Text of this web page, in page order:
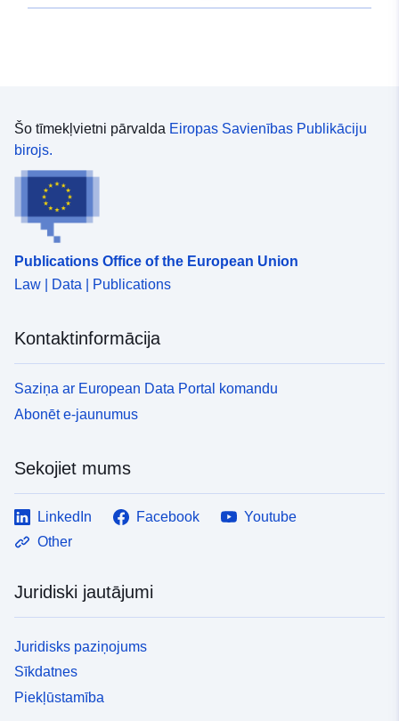
Šo tīmekļvietni pārvalda Eiropas Savienības Publikāciju
birojs.
Publications Office of the European Union
Law | Data | Publications
Kontaktinformācija
Saziņa ar European Data Portal komandu
Abonēt e-jaunumus
Sekojiet mums
LinkedIn Facebook
Youtube
Other
Juridiski jautājumi
Juridisks paziņojums
Sīkdatnes
Piekļūstamība